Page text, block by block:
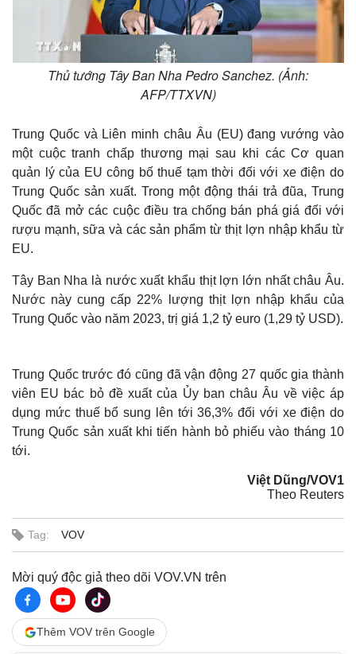
Thủ tướng Tây Ban Nha Pedro Sanchez. (Ảnh:
AFP/TTXVN)
Trung Quốc và Liên minh châu Âu (EU) đang vướng vào
một cuộc tranh chấp thương mại sau khi các Cơ quan
quản lý của EU công bố thuế tạm thời đối với xe điện do
Trung Quốc sản xuất. Trong một động thái trả đũa, Trung
Quốc đã mở các cuộc điều tra chống bán phá giá đối với
rượu mạnh, sữa và các sản phẩm từ thịt lợn nhập khẩu từ
EU.
Tây Ban Nha là nước xuất khẩu thịt lợn lớn nhất châu Âu.
Nước này cung cấp 22% lượng thịt lợn nhập khẩu của
Trung Quốc vào năm 2023, trị giá 1,2 tỷ euro (1,29 tỷ USD).
Trung Quốc trước đó cũng đã vận động 27 quốc gia thành
viên EU bác bỏ đề xuất của Ủy ban châu Âu về việc áp
dụng mức thuế bổ sung lên tới 36,3% đối với xe điện do
Trung Quốc sản xuất khi tiến hành bỏ phiếu vào tháng 10
tới.
Việt Dũng/VOV1
Theo Reuters
Tag: VOV
Mời quý độc giả theo dõi VOV.VN trên
Thêm VOV trên Google